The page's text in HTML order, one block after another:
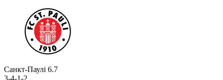
Санкт-Паулі 6.7